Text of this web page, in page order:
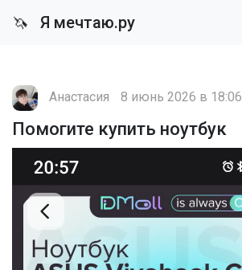
🦄 Я мечтаю.ру
Анастасия 8 июнь 2026 в 18:06
Помогите купить ноутбук